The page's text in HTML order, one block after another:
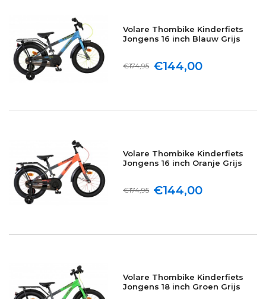
Volare Thombike Kinderfiets
Jongens 16 inch Blauw Grijs
€144,00
€174,95
Volare Thombike Kinderfiets
Jongens 16 inch Oranje Grijs
€144,00
€174,95
Volare Thombike Kinderfiets
Jongens 18 inch Groen Grijs